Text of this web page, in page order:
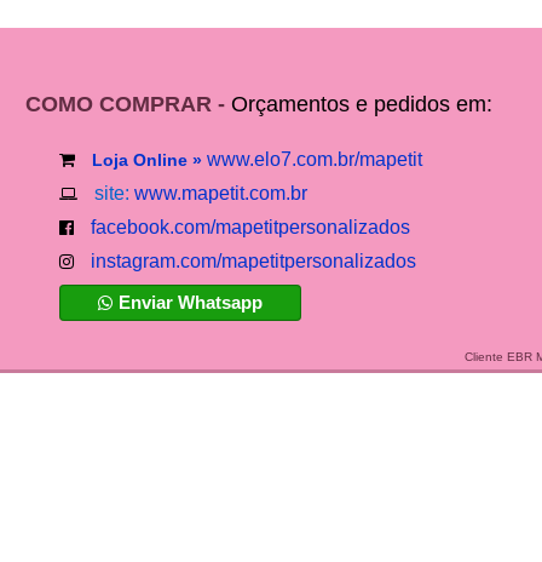
COMO COMPRAR - Orçamentos e pedidos em:
Loja Online » www.elo7.com.br/mapetit
site: www.mapetit.com.br
facebook.com/mapetitpersonalizados
instagram.com/mapetitpersonalizados
Enviar Whatsapp
Cliente EBR